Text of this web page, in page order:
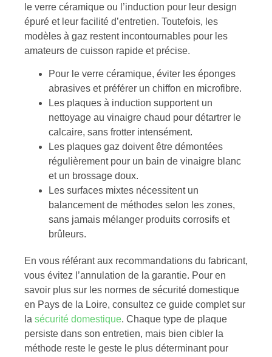
le verre céramique ou l’induction pour leur design
épuré et leur facilité d’entretien. Toutefois, les
modèles à gaz restent incontournables pour les
amateurs de cuisson rapide et précise.
Pour le verre céramique, éviter les éponges
abrasives et préférer un chiffon en microfibre.
Les plaques à induction supportent un
nettoyage au vinaigre chaud pour détartrer le
calcaire, sans frotter intensément.
Les plaques gaz doivent être démontées
régulièrement pour un bain de vinaigre blanc
et un brossage doux.
Les surfaces mixtes nécessitent un
balancement de méthodes selon les zones,
sans jamais mélanger produits corrosifs et
brûleurs.
En vous référant aux recommandations du fabricant,
vous évitez l’annulation de la garantie. Pour en
savoir plus sur les normes de sécurité domestique
en Pays de la Loire, consultez ce guide complet sur
la sécurité domestique. Chaque type de plaque
persiste dans son entretien, mais bien cibler la
méthode reste le geste le plus déterminant pour